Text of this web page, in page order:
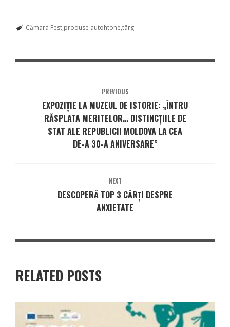
Cămara Fest produse autohtone târg
PREVIOUS
EXPOZIȚIE LA MUZEUL DE ISTORIE: „ÎNTRU
RĂSPLATA MERITELOR… DISTINCȚIILE DE
STAT ALE REPUBLICII MOLDOVA LA CEA
DE-A 30-A ANIVERSARE”
NEXT
DESCOPERĂ TOP 3 CĂRȚI DESPRE
ANXIETATE
RELATED POSTS